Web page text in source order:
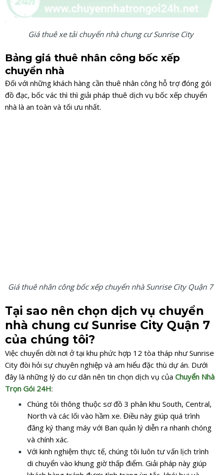
Giá thuê xe tải chuyển nhà chung cư Sunrise City
Bảng giá thuê nhân công bốc xếp
chuyển nhà
Đối với những khách hàng cần thuê nhân công hỗ trợ đóng gói
đồ đạc, bốc vác thì thì giải pháp thuê dịch vụ bốc xếp chuyển
nhà là an toàn và tối ưu nhất.
Giá thuê nhân công bốc xếp chuyển nhà Sunrise City Quận 7
Tại sao nên chọn dịch vụ chuyển
nhà chung cư Sunrise City Quận 7
của chúng tôi?
Việc chuyển dời nơi ở tại khu phức hợp 12 tòa tháp như Sunrise
City đòi hỏi sự chuyên nghiệp và am hiểu đặc thù dự án. Dưới
đây là những lý do cư dân nên tin chọn dịch vụ của Chuyển Nhà
Trọn Gói 24H:
Chúng tôi thông thuộc sơ đồ 3 phân khu South, Central,
North và các lối vào hầm xe. Điều này giúp quá trình
đăng ký thang máy với Ban quản lý diễn ra nhanh chóng
và chính xác.
Với kinh nghiệm thực tế, chúng tôi luôn tư vấn lịch trình
di chuyển vào khung giờ thấp điểm. Giải pháp này giúp